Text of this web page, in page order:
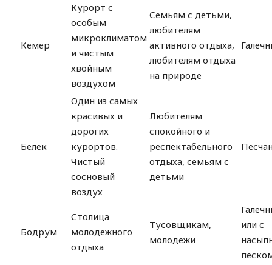
Кемер
Курорт с
особым
микроклиматом
и чистым
хвойным
воздухом
Семьям с детьми,
любителям
активного отдыха,
любителям отдыха
на природе
Белек
Один из самых
красивых и
дорогих
курортов.
Чистый
сосновый
воздух
Любителям
спокойного и
респектабельного
отдыха, семьям с
детьми
Бодрум
Столица
молодежного
отдыха
Тусовщикам,
молодежи
или с